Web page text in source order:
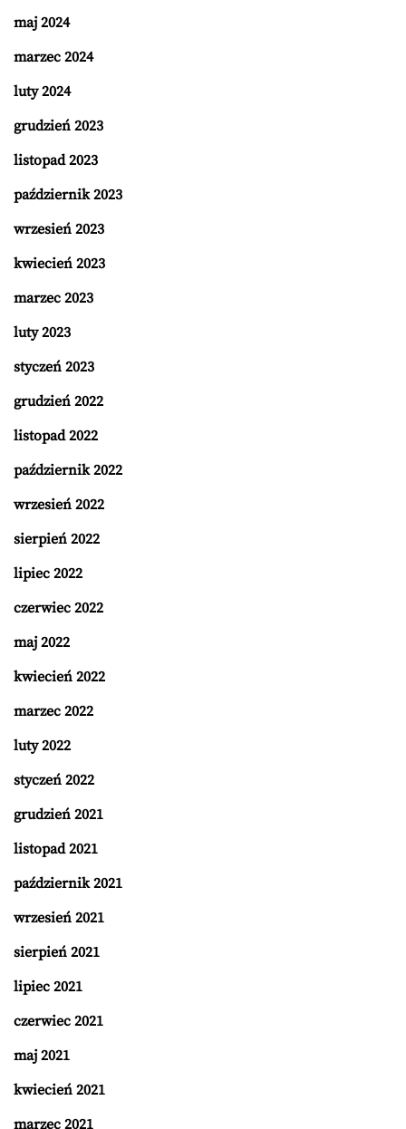
maj 2024
marzec 2024
luty 2024
grudzień 2023
listopad 2023
październik 2023
wrzesień 2023
kwiecień 2023
marzec 2023
luty 2023
styczeń 2023
grudzień 2022
listopad 2022
październik 2022
wrzesień 2022
sierpień 2022
lipiec 2022
czerwiec 2022
maj 2022
kwiecień 2022
marzec 2022
luty 2022
styczeń 2022
grudzień 2021
listopad 2021
październik 2021
wrzesień 2021
sierpień 2021
lipiec 2021
czerwiec 2021
maj 2021
kwiecień 2021
marzec 2021